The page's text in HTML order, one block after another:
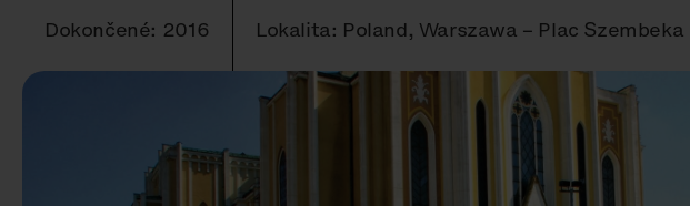
Dokončené: 2016 Lokalita: Poland, Warszawa – Plac Szembeka